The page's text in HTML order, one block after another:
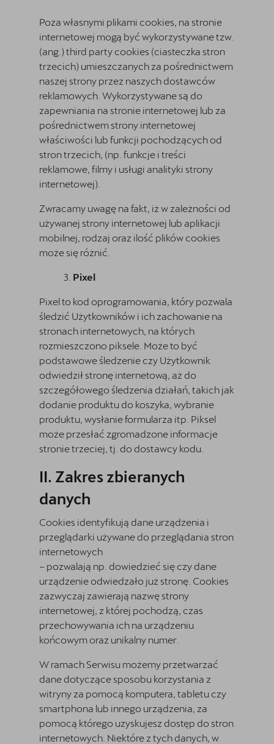
Poza własnymi plikami cookies, na stronie
internetowej mogą być wykorzystywane tzw.
(ang.) third party cookies (ciasteczka stron
trzecich) umieszczanych za pośrednictwem
naszej strony przez naszych dostawców
reklamowych. Wykorzystywane są do
zapewniania na stronie internetowej lub za
pośrednictwem strony internetowej
właściwości lub funkcji pochodzących od
stron trzecich, (np. funkcje i treści
reklamowe, filmy i usługi analityki strony
internetowej).
Zwracamy uwagę na fakt, iż w zależności od
używanej strony internetowej lub aplikacji
mobilnej, rodzaj oraz ilość plików cookies
może się różnić.
Pixel
Pixel to kod oprogramowania, który pozwala
śledzić Użytkowników i ich zachowanie na
stronach internetowych, na których
rozmieszczono piksele. Może to być
podstawowe śledzenie czy Użytkownik
odwiedził stronę internetową, aż do
szczegółowego śledzenia działań, takich jak
dodanie produktu do koszyka, wybranie
produktu, wysłanie formularza itp. Piksel
może przesłać zgromadzone informacje
stronie trzeciej, tj. do dostawcy kodu.
Zakres zbieranych
danych
Cookies identyfikują dane urządzenia i
przeglądarki używane do przeglądania stron
internetowych
– pozwalają np. dowiedzieć się czy dane
urządzenie odwiedzało już stronę. Cookies
zazwyczaj zawierają nazwę strony
internetowej, z której pochodzą, czas
przechowywania ich na urządzeniu
końcowym oraz unikalny numer.
W ramach Serwisu możemy przetwarzać
dane dotyczące sposobu korzystania z
witryny za pomocą komputera, tabletu czy
smartphona lub innego urządzenia, za
pomocą którego uzyskujesz dostęp do stron
internetowych. Niektóre z tych danych, w